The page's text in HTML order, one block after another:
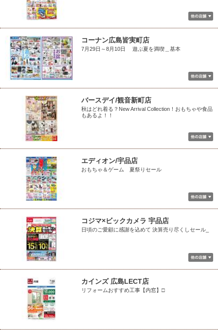
コーナン広島皆実町店
7月29日～8月10日 遊ぶ夏を満喫＿基本
バースデイ/観音新町店
秋はどれ着る？New Arrival Collection！おもちゃや食品
もあるよ！！
エディオン/宇品店
おもちゃ＆ゲーム 夏祭りセール
コジマ×ビックカメラ 宇品店
日頃のご愛顧に感謝を込めて 決算売り尽くしセール_
カインズ 広島LECT店
リフォームおすすめ工事【内窓】□